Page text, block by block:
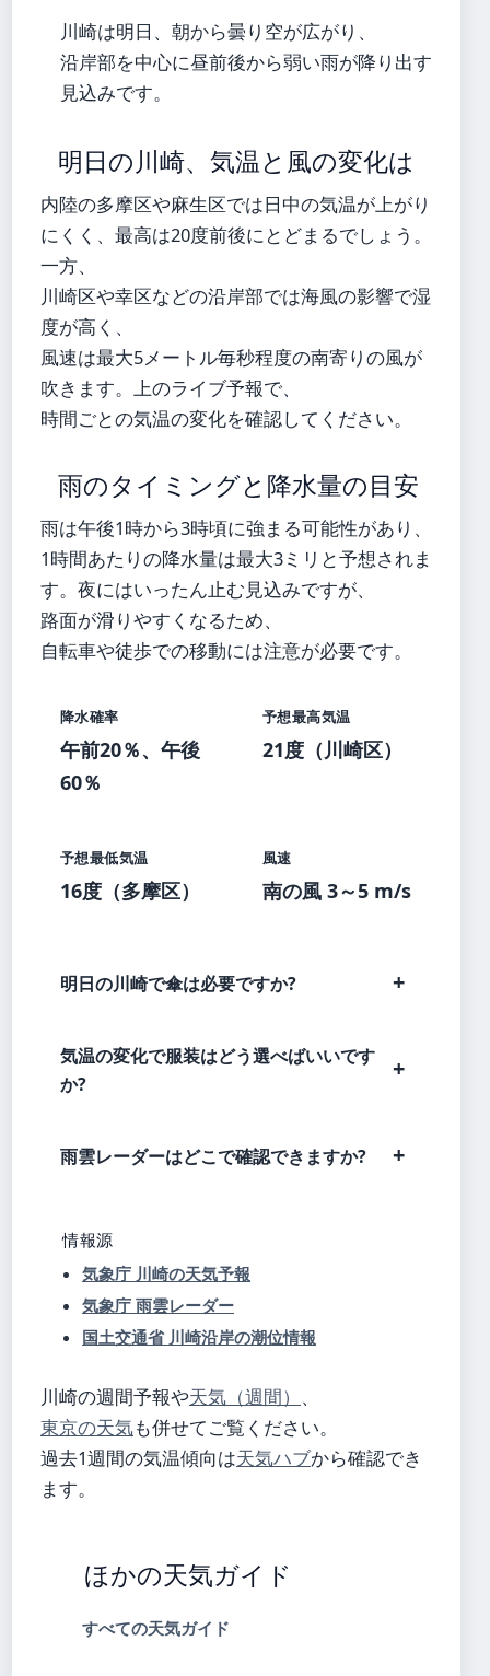
川崎は明日、朝から曇り空が広がり、
沿岸部を中心に昼前後から弱い雨が降り出す
見込みです。
明日の川崎、気温と風の変化は
内陸の多摩区や麻生区では日中の気温が上がり
にくく、最高は20度前後にとどまるでしょう。
一方、
川崎区や幸区などの沿岸部では海風の影響で湿
度が高く、
風速は最大5メートル毎秒程度の南寄りの風が
吹きます。上のライブ予報で、
時間ごとの気温の変化を確認してください。
雨のタイミングと降水量の目安
雨は午後1時から3時頃に強まる可能性があり、
1時間あたりの降水量は最大3ミリと予想されま
す。夜にはいったん止む見込みですが、
路面が滑りやすくなるため、
自転車や徒歩での移動には注意が必要です。
降水確率
午前20％、午後
60％
予想最高気温
21度（川崎区）
予想最低気温
16度（多摩区）
風速
南の風 3～5 m/s
明日の川崎で傘は必要ですか?
気温の変化で服装はどう選べばいいです
か?
雨雲レーダーはどこで確認できますか?
情報源
気象庁 川崎の天気予報
気象庁 雨雲レーダー
国土交通省 川崎沿岸の潮位情報
川崎の週間予報や天気（週間） 、
東京の天気も併せてご覧ください。
過去1週間の気温傾向は天気ハブから確認でき
ます。
ほかの天気ガイド
すべての天気ガイド